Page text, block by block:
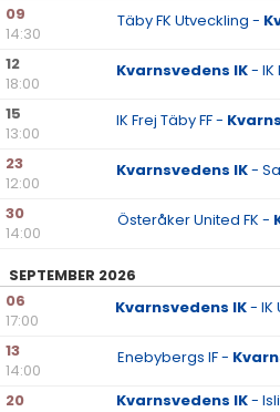
09
14:30
Täby FK Utveckling -
12
18:00
Kvarnsvedens IK- IK
15
13:00
IK Frej Täby FF -
23
12:00
Kvarnsvedens IK-
30
14:00
Österåker United FK -
SEPTEMBER 2026
06
17:00
Kvarnsvedens IK- IK
13
14:00
Enebybergs IF -
20
Kvarnsvedens IK-